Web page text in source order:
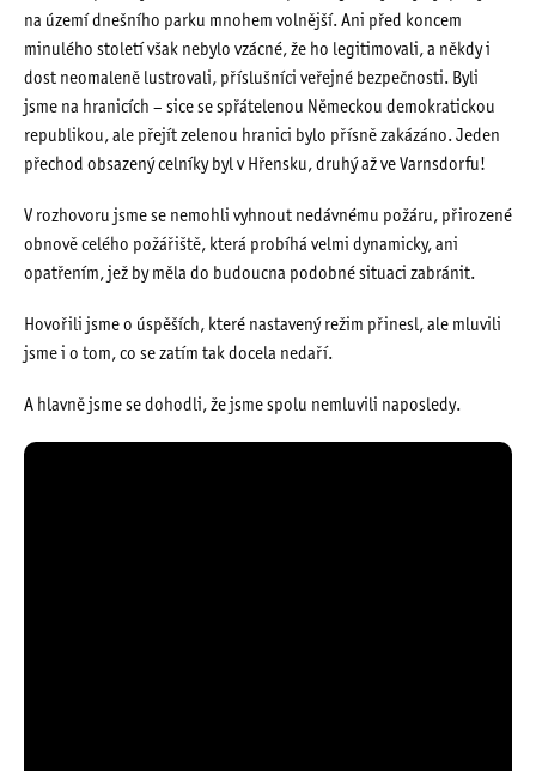
na území dnešního parku mnohem volnější. Ani před koncem
minulého století však nebylo vzácné, že ho legitimovali, a někdy i
dost neomaleně lustrovali, příslušníci veřejné bezpečnosti. Byli
jsme na hranicích – sice se spřátelenou Německou demokratickou
republikou, ale přejít zelenou hranici bylo přísně zakázáno. Jeden
přechod obsazený celníky byl v Hřensku, druhý až ve Varnsdorfu!
V rozhovoru jsme se nemohli vyhnout nedávnému požáru, přirozené
obnově celého požářiště, která probíhá velmi dynamicky, ani
opatřením, jež by měla do budoucna podobné situaci zabránit.
Hovořili jsme o úspěších, které nastavený režim přinesl, ale mluvili
jsme i o tom, co se zatím tak docela nedaří.
A hlavně jsme se dohodli, že jsme spolu nemluvili naposledy.